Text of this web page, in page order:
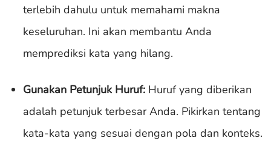
terlebih dahulu untuk memahami makna
keseluruhan. Ini akan membantu Anda
memprediksi kata yang hilang.
Gunakan Petunjuk Huruf: Huruf yang diberikan
adalah petunjuk terbesar Anda. Pikirkan tentang
kata-kata yang sesuai dengan pola dan konteks.